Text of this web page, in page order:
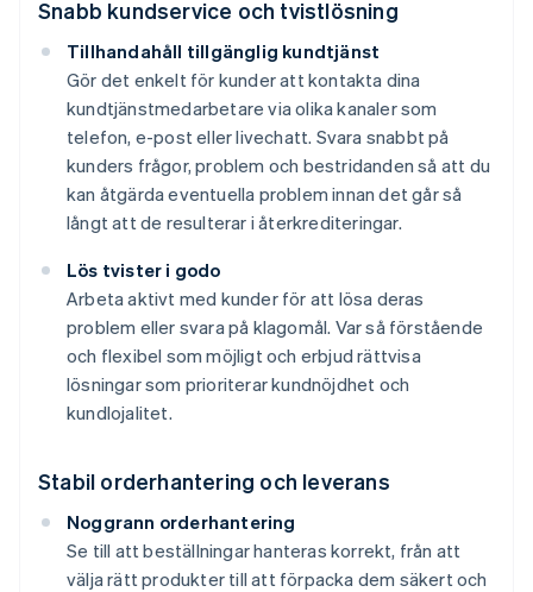
Snabb kundservice och tvistlösning
Tillhandahåll tillgänglig kundtjänst
Gör det enkelt för kunder att kontakta dina
kundtjänstmedarbetare via olika kanaler som
telefon, e-post eller livechatt. Svara snabbt på
kunders frågor, problem och bestridanden så att du
kan åtgärda eventuella problem innan det går så
långt att de resulterar i återkrediteringar.
Lös tvister i godo
Arbeta aktivt med kunder för att lösa deras
problem eller svara på klagomål. Var så förstående
och flexibel som möjligt och erbjud rättvisa
lösningar som prioriterar kundnöjdhet och
kundlojalitet.
Stabil orderhantering och leverans
Noggrann orderhantering
Se till att beställningar hanteras korrekt, från att
välja rätt produkter till att förpacka dem säkert och